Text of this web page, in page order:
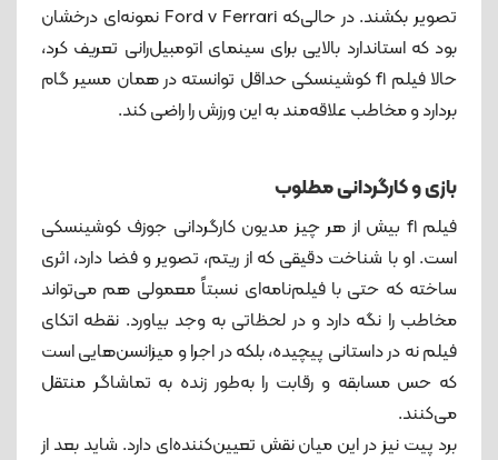
تصویر بکشند. در حالی‌که Ford v Ferrari نمونه‌ای درخشان
بود که استاندارد بالایی برای سینمای اتومبیل‌رانی تعریف کرد،
حالا فیلم f1 کوشینسکی حداقل توانسته در همان مسیر گام
بردارد و مخاطب علاقه‌مند به این ورزش را راضی کند.
بازی و کارگردانی مطلوب
فیلم f1 بیش از هر چیز مدیون کارگردانی جوزف کوشینسکی
است. او با شناخت دقیقی که از ریتم، تصویر و فضا دارد، اثری
ساخته که حتی با فیلم‌نامه‌ای نسبتاً معمولی هم می‌تواند
مخاطب را نگه دارد و در لحظاتی به وجد بیاورد. نقطه اتکای
فیلم نه در داستانی پیچیده، بلکه در اجرا و میزانسن‌هایی است
که حس مسابقه و رقابت را به‌طور زنده به تماشاگر منتقل
می‌کنند.
برد پیت نیز در این میان نقش تعیین‌کننده‌ای دارد. شاید بعد از